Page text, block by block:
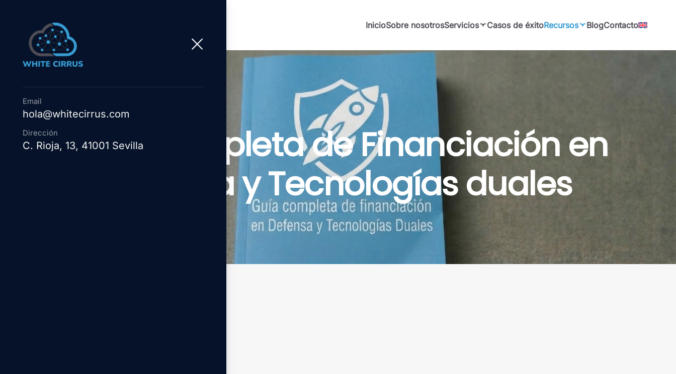
InicioSobre nosotrosServicios Casos de éxitoRecursos BlogContacto
Email
hola@whitecirrus.com
Dirección
C. Rioja, 13, 41001 Sevilla
Guía completa de Financiación en
Defensa y Tecnologías duales